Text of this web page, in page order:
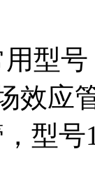
型
效应
型